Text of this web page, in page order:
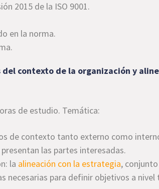
2015 de la ISO 9001.
en la norma.
contexto de la organización y
de estudio. Temática:
de contexto tanto externo como
las partes interesadas.
la alineación con la estrategia,
necesarias para definir objetivos a